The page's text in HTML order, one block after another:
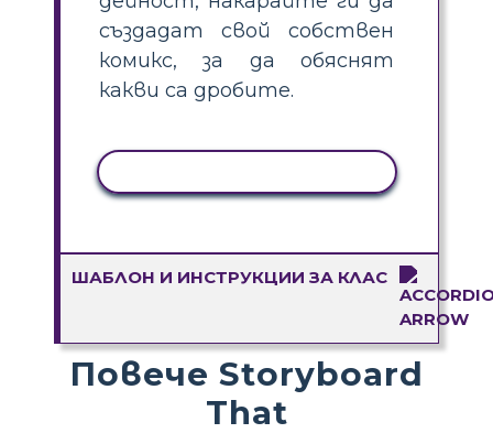
създадат свой собствен
комикс, за да обяснят
какви са дробите.
ШАБЛОН И ИНСТРУКЦИИ ЗА КЛАС
Повече Storyboard
That